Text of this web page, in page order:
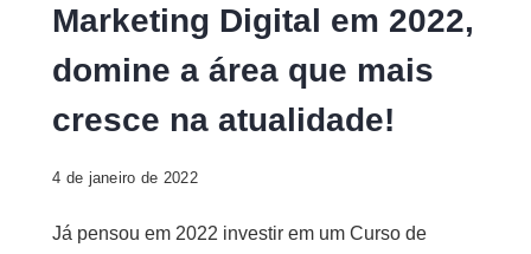
Digital
Marketing Digital em 2022,
domine a área que mais
cresce na atualidade!
4 de janeiro de 2022
Já pensou em 2022 investir em um Curso de